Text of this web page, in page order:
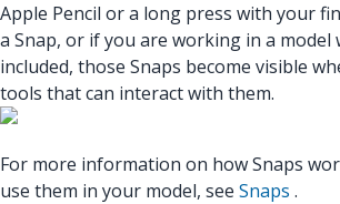
Apple Pencil or a long press with your
a Snap, or if you are working in a model
included, those Snaps become visible
tools that can interact with them.
For more information on how Snaps
use them in your model, see Snaps .